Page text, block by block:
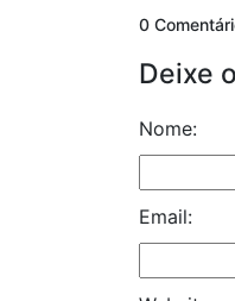
0
Deixe
Nome:
Email: